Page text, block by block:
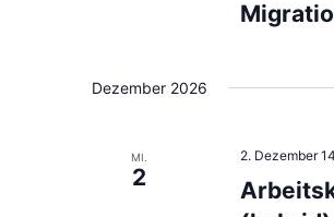
Dezember 2026
MI.
2
2. Dezember